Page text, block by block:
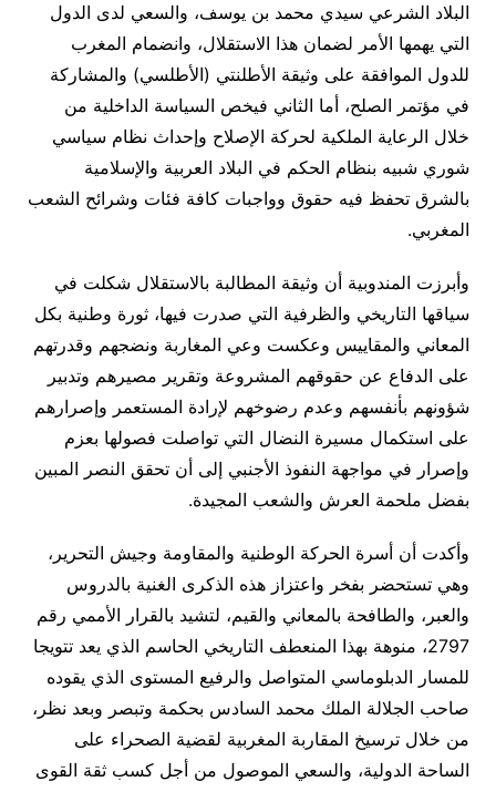
البلاد الشرعي سيدي محمد بن يوسف، والسعي لدى الدول
التي يهمها الأمر لضمان هذا الاستقلال، وانضمام المغرب
للدول الموافقة على وثيقة الأطلنتي (الأطلسي) والمشاركة
في مؤتمر الصلح، أما الثاني فيخص السياسة الداخلية من
خلال الرعاية الملكية لحركة الإصلاح وإحداث نظام سياسي
شوري شبيه بنظام الحكم في البلاد العربية والإسلامية
بالشرق تحفظ فيه حقوق وواجبات كافة فئات وشرائح الشعب
المغربي.
وأبرزت المندوبية أن وثيقة المطالبة بالاستقلال شكلت في
سياقها التاريخي والظرفية التي صدرت فيها، ثورة وطنية بكل
المعاني والمقاييس وعكست وعي المغاربة ونضجهم وقدرتهم
على الدفاع عن حقوقهم المشروعة وتقرير مصيرهم وتدبير
شؤونهم بأنفسهم وعدم رضوخهم لإرادة المستعمر وإصرارهم
على استكمال مسيرة النضال التي تواصلت فصولها بعزم
وإصرار في مواجهة النفوذ الأجنبي إلى أن تحقق النصر المبين
بفضل ملحمة العرش والشعب المجيدة.
وأكدت أن أسرة الحركة الوطنية والمقاومة وجيش التحرير،
وهي تستحضر بفخر واعتزاز هذه الذكرى الغنية بالدروس
والعبر، والطافحة بالمعاني والقيم، لتشيد بالقرار الأممي رقم
2797، منوهة بهذا المنعطف التاريخي الحاسم الذي يعد تتويجا
للمسار الدبلوماسي المتواصل والرفيع المستوى الذي يقوده
صاحب الجلالة الملك محمد السادس بحكمة وتبصر وبعد نظر،
من خلال ترسيخ المقاربة المغربية لقضية الصحراء على
الساحة الدولية، والسعي الموصول من أجل كسب ثقة القوى